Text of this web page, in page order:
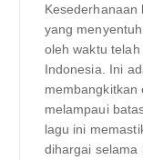
Kesederhanaan
yang
oleh waktu
Indonesia. Ini
melampaui
lagu ini
dihargai selama